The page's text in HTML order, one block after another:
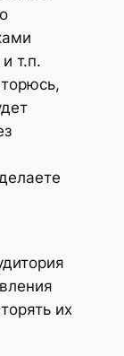
т.п.
их